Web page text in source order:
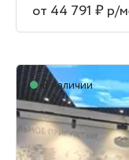
от 44 791 ₽ р/
В наличии